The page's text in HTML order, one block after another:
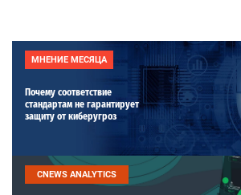
МНЕНИЕ МЕСЯЦА
Почему соответствие
стандартам не гарантирует
защиту от киберугроз
CNEWS ANALYTICS